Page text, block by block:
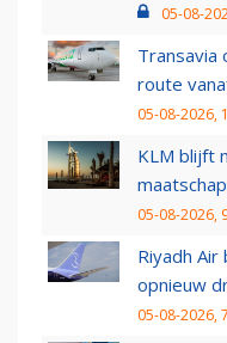
05-08-
Transavia
route
05-08-2026,
KLM blijft
05-08-2026,
Riyadh
opnieuw
05-08-2026,